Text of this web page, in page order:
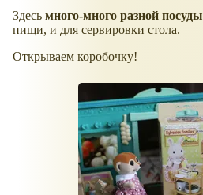
Здесь много-много разной посуды
пищи, и для сервировки стола.
Открываем коробочку!